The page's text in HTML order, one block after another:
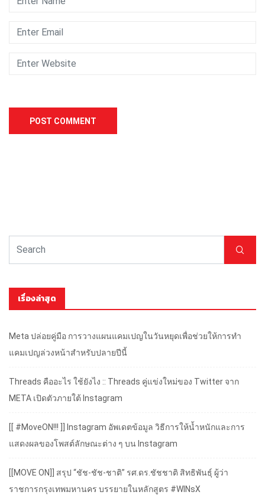
เรื่องล่าสุด
Meta ปล่อยคู่มือ การวางแผนแคมเปญในวันหยุดเพื่อช่วยให้การทำ
แคมเปญล่วงหน้าสำหรับปลายปีนี้
Threads คืออะไร ใช้ยังไง :: Threads คู่แข่งใหม่ของ Twitter จาก
META เปิดตัวภายใต้ Instagram
[[ #MoveON!!! ]] Instagram อัพเดตข้อมูล วิธีการให้น้ำหนักและการ
แสดงผลของโพสต์ลักษณะต่าง ๆ บน Instagram
[[MOVE ON]] สรุป “ชัช-ชัช-ชาติ” รศ.ดร.ชัชชาติ สิทธิพันธุ์ ผู้ว่า
ราชการกรุงเทพมหานคร บรรยายในหลักสูตร #WINsX